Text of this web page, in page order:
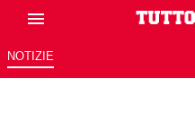
NOTIZIE